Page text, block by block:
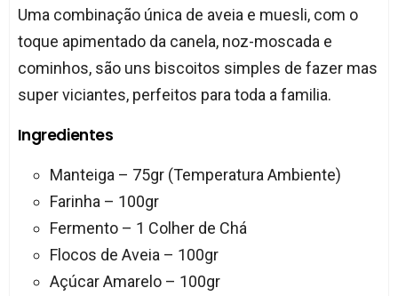
Uma combinação única de aveia e muesli, com o
toque apimentado da canela, noz-moscada e
cominhos, são uns biscoitos simples de fazer mas
super viciantes, perfeitos para toda a familia.
Ingredientes
Manteiga – 75gr (Temperatura Ambiente)
Farinha – 100gr
Fermento – 1 Colher de Chá
Flocos de Aveia – 100gr
Açúcar Amarelo – 100gr